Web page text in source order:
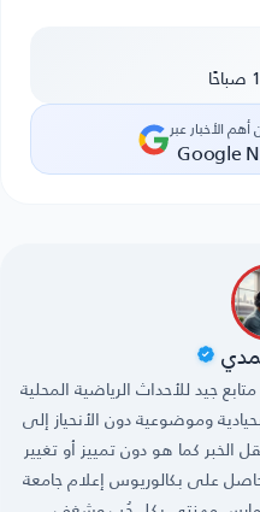
أهم الأخبار عبر
Google
جيد للأحداث الرياضية المحلية
وموضوعية دون الأنحياز إلى
الخبر كما هو دون تمييز أو تغيير
على بكالوريوس إعلام جامعة